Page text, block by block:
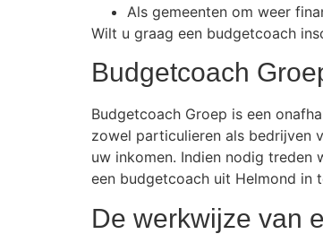
Als gemeenten om weer
Wilt u graag een budgetcoach
Budgetcoach
Budgetcoach Groep is een
zowel particulieren als bedrijven
uw inkomen. Indien nodig treden
een budgetcoach uit Helmond in
De werkwijze van